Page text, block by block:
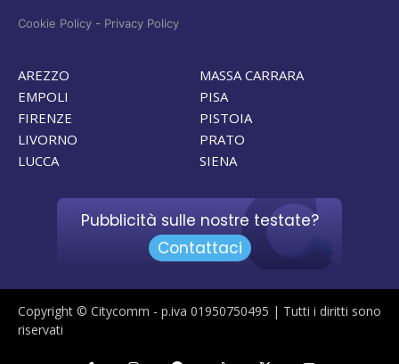
Cookie Policy - Privacy Policy
AREZZO
EMPOLI
FIRENZE
LIVORNO
LUCCA
MASSA CARRARA
PISA
PISTOIA
PRATO
SIENA
Pubblicità sulle nostre testate?
Contattaci
Copyright © Citycomm - p.iva 01950750495 | Tutti i diritti sono
riservati